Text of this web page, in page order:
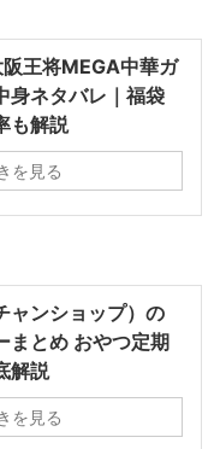
王将MEGA中華ガ
身ネタバレ｜福袋
も解説
を見る
ャンショップ）の
まとめ おやつ定期
解説
を見る